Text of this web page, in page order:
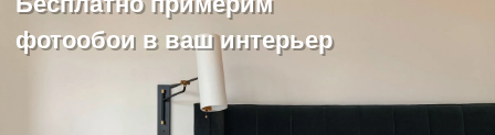
фотообои в ваш интерьер